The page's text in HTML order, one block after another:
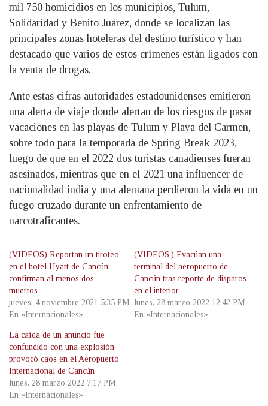
mil 750 homicidios en los municipios, Tulum,
Solidaridad y Benito Juárez, donde se localizan las
principales zonas hoteleras del destino turístico y han
destacado que varios de estos crímenes están ligados con
la venta de drogas.
Ante estas cifras autoridades estadounidenses emitieron
una alerta de viaje donde alertan de los riesgos de pasar
vacaciones en las playas de Tulum y Playa del Carmen,
sobre todo para la temporada de Spring Break 2023,
luego de que en el 2022 dos turistas canadienses fueran
asesinados, mientras que en el 2021 una influencer de
nacionalidad india y una alemana perdieron la vida en un
fuego cruzado durante un enfrentamiento de
narcotraficantes.
(VIDEOS) Reportan un tiroteo
en el hotel Hyatt de Cancún:
confirman al menos dos
muertos
jueves, 4 noviembre 2021 5:35 PM
En «Internacionales»
(VIDEOS:) Evacúan una
terminal del aeropuerto de
Cancún tras reporte de disparos
en el interior
lunes, 28 marzo 2022 12:42 PM
En «Internacionales»
La caída de un anuncio fue
confundido con una explosión
provocó caos en el Aeropuerto
Internacional de Cancún
lunes, 28 marzo 2022 7:17 PM
En «Internacionales»